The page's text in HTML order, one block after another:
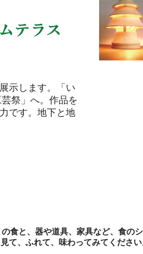
示します。「い
祭」へ。作品を
です。地下と地
食と、器や道具、家具など、食の
て、ふれて、味わってみてくださ